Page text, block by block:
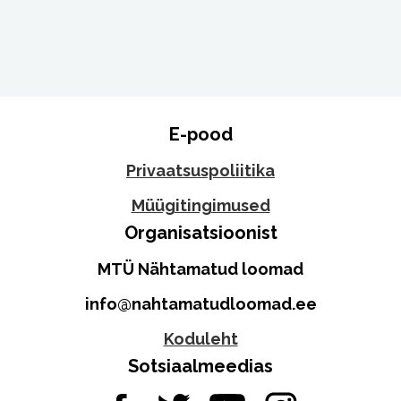
E-pood
Privaatsuspoliitika
Müügitingimused
Organisatsioonist
MTÜ Nähtamatud loomad
info@nahtamatudloomad.ee
Koduleht
Sotsiaalmeedias